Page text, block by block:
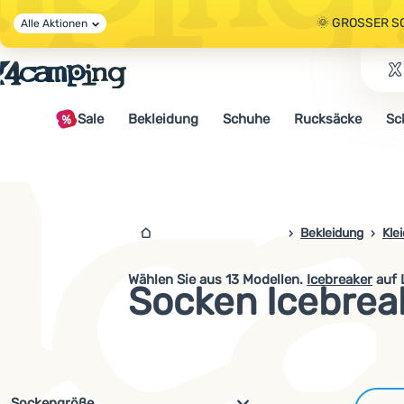
🌞 GROSSER
🤫 - 10 % AUF
🌞 GROSSER
Alle Aktionen
Sale Bekleidung Schuhe Rucksäcke
4campingshop.de
Bekleidung
Socken
Wählen Sie aus 13 Modellen. Icebreakerauf